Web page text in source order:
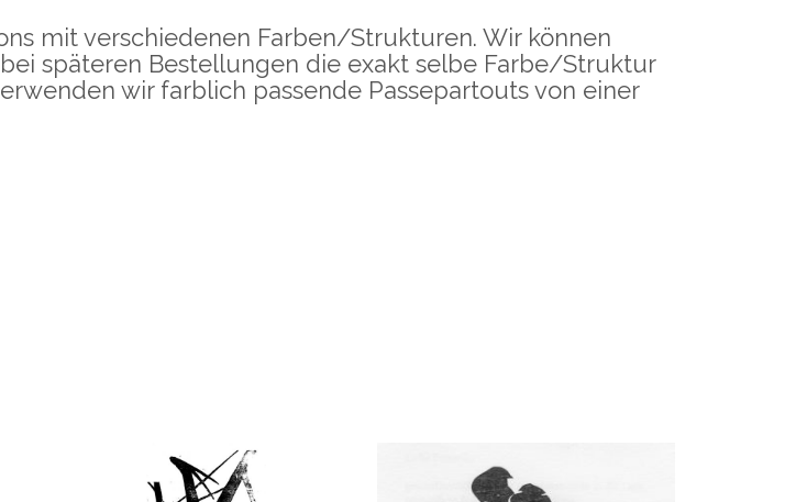
mit verschiedenen Farben/Strukturen. Wir können
späteren Bestellungen die exakt selbe Farbe/Struktur
wir farblich passende Passepartouts von einer